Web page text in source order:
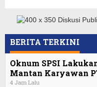
BERITA TERKINI
Oknum SPSI
Mantan Karyawan
4 Jam Lalu